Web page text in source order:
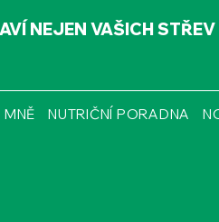
NEJEN VAŠICH STŘEV
MNĚ NUTRIČNÍ PORADNA